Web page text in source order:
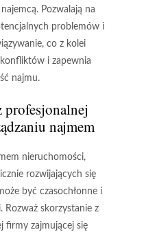
Pozwalają na
problemów i
co z kolei
i zapewnia
najmu.
profesjonalnej
najmem
nieruchomości,
rozwijających się
być czasochłonne i
Rozważ skorzystanie z
firmy zajmującej się